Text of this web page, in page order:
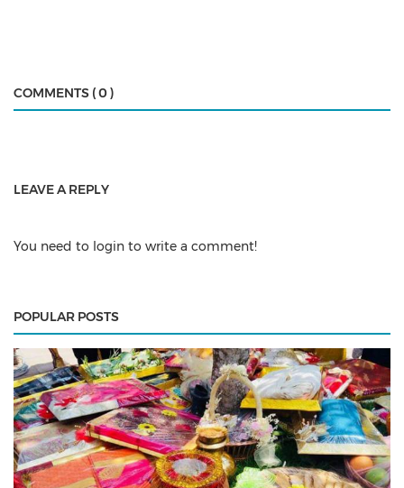
COMMENTS ( 0 )
LEAVE A REPLY
You need to login to write a comment!
POPULAR POSTS